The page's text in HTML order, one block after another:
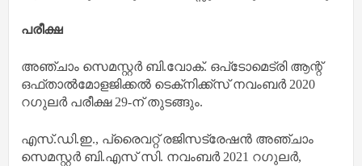
പരീക്ഷ
അഞ്ചാം സെമസ്റ്റര്‍ ബി.വോക്. ഒപ്‌ടോമെട്രി ആന്റ്
ഒഫ്താല്‍മോളജിക്കല്‍ ടെക്‌നിക്ക്‌സ് നവംബര്‍ 2020
റഗുലര്‍ പരീക്ഷ 29-ന് തുടങ്ങും.
എസ്.ഡി.ഇ., പ്രൈവറ്റ് രജിസട്രേഷന്‍ അഞ്ചാം
സെമസ്റ്റര്‍ ബി.എസ് സി. നവംബര്‍ 2021 റഗുലര്‍,